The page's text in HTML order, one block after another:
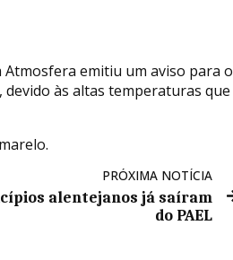
emitiu um aviso para o
às altas temperaturas que
PRÓXIMA NOTÍCIA
alentejanos já saíram
do PAEL